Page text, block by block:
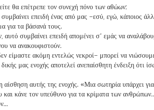
θα επέτρεπε τον συνεχή πόνο των αθώων;
επειδή ένας από μας –εσύ, εγώ, κάποιος
για τα βάσανά τους.
συμβαίνει επειδή απομένει σ’ εμάς να
να ανακουφιστούν.
είμαστε ακόμη εντελώς νεκροί– μπορεί να
μας ενοχής αποτελεί ανεπαίσθητη ένδειξη ότι
αυτής της ενοχής. «Μια σω­τηρία υπάρχει
κάνε τον υπεύθυνο για τα κρίματα των